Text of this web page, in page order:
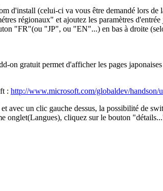
d'install (celui-ci va vous être demandé lors de
régionaux" et ajoutez les paramètres
"FR"(ou "JP", ou "EN"...) en bas à droite
gratuit permet d'afficher les pages japonaises
: http://www.microsoft.com/globaldev/handson/
avec un clic gauche dessus, la possibilité de
onglet(Langues), cliquez sur le bouton